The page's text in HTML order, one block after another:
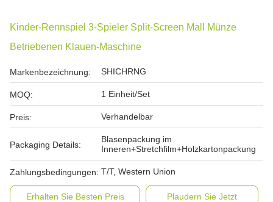
Kinder-Rennspiel 3-Spieler Split-Screen Mall Münze
Betriebenen Klauen-Maschine
Markenbezeichnung: SHICHRNG
MOQ: 1 Einheit/Set
Preis: Verhandelbar
Packaging Details:
Blasenpackung im
Inneren+Stretchfilm+Holzkartonpackung
Zahlungsbedingungen: T/T, Western Union
Erhalten Sie Besten Preis Plaudern Sie Jetzt